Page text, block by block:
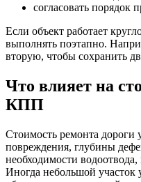
согласовать порядок
Если объект работает
выполнять поэтапно.
вторую, чтобы сохранить
Что влияет на
КПП
Стоимость ремонта
повреждения, глубины
необходимости
Иногда небольшой участок